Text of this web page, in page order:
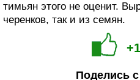
тимьян этого не оценит.
черенков, так и из семян.
Поделись